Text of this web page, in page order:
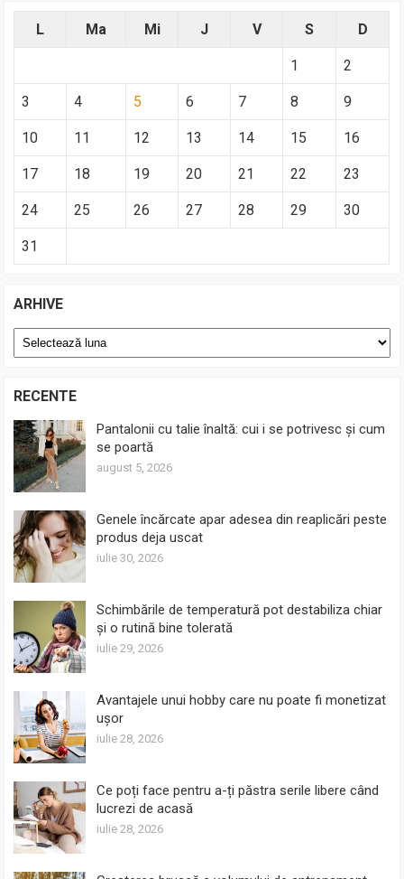
L Ma Mi J V S D
1 2
3 4 5 6 7 8 9
10 11 12 13 14 15 16
17 18 19 20 21 22 23
24 25 26 27 28 29 30
31
ARHIVE
Arhive
RECENTE
Pantalonii cu talie înaltă: cui i se potrivesc și cum
se poartă
august 5, 2026
Genele încărcate apar adesea din reaplicări peste
produs deja uscat
iulie 30, 2026
Schimbările de temperatură pot destabiliza chiar
și o rutină bine tolerată
iulie 29, 2026
Avantajele unui hobby care nu poate fi monetizat
ușor
iulie 28, 2026
Ce poți face pentru a-ți păstra serile libere când
lucrezi de acasă
iulie 28, 2026